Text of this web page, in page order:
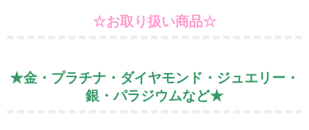
☆お取り扱い商品☆
★金・プラチナ・ダイヤモンド・ジュエリー・
銀・パラジウムなど★